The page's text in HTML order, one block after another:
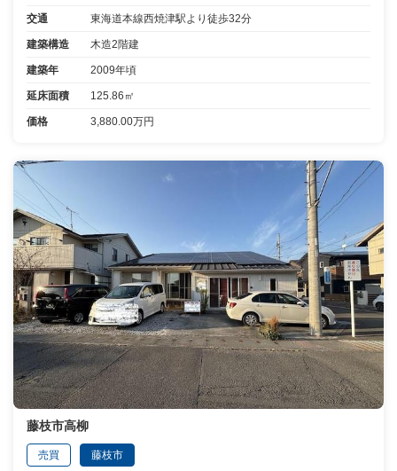
交通 東海道本線西焼津駅より徒歩32分
建築構造 木造2階建
建築年 2009年頃
延床面積 125.86㎡
価格 3,880.00万円
藤枝市高柳
売買 藤枝市